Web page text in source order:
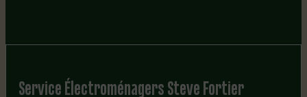
Service Électroménagers Steve Fortier